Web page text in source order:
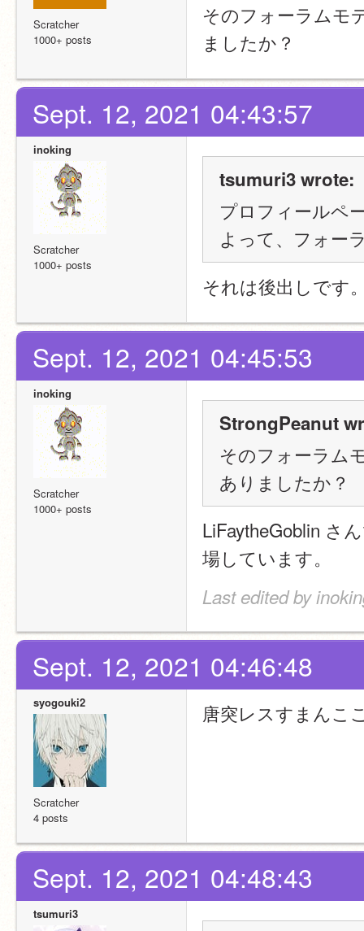
Scratcher
1000+ posts
そのフォーラムモ
ましたか？
Sept. 12, 2021 04:43:57
inoking
Scratcher
1000+ posts
tsumuri3 wrote:
プロフィールペ
よって、フォー
それは後出しです
Sept. 12, 2021 04:45:53
inoking
Scratcher
1000+ posts
StrongPeanut
そのフォーラム
ありましたか？
LiFaytheGoblin さ
場しています。
Last edited by
Sept. 12, 2021 04:46:48
syogouki2
Scratcher
4 posts
唐突レスすまんこ
Sept. 12, 2021 04:48:43
tsumuri3